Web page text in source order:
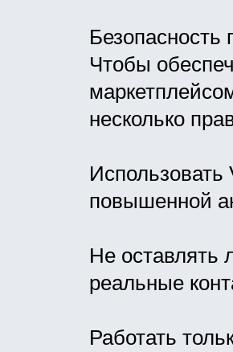
Безопасность
Чтобы
несколько
Использовать
повышенной
Не оставлять
реальные
Работать